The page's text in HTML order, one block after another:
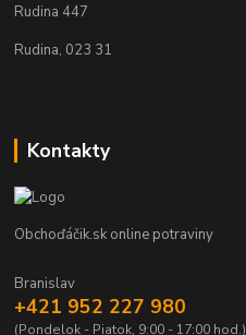
Rudina 447
Rudina, 023 31
Kontakty
Obchoďáčik.sk online potraviny
Branislav
+421 952 227 980
(Pondelok - Piatok, 9:00 - 17:00 hod.)